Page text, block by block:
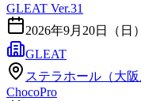
GLEAT Ver.31
2026年9月20日（日）
GLEAT
ステラホール（大阪
ChocoPro